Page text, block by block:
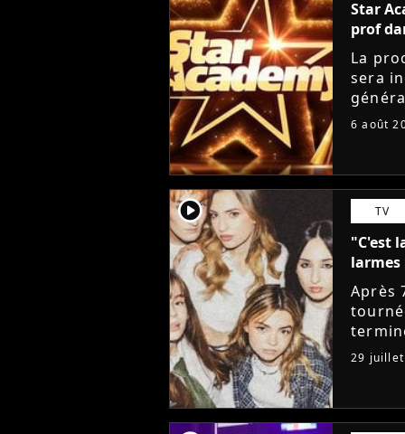
Star
prof
La
sera
6 août
player2 TV
"C'est
larmes
Après
29 juillet